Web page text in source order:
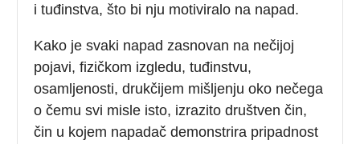
i tuđinstva, što bi nju motiviralo na napad.
Kako je svaki napad zasnovan na nečijoj
pojavi, fizičkom izgledu, tuđinstvu,
osamljenosti, drukčijem mišljenju oko nečega
o čemu svi misle isto, izrazito društven čin,
čin u kojem napadač demonstrira pripadnost